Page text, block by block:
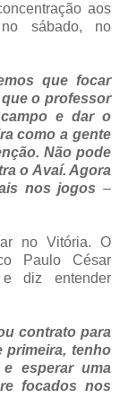
aos
sábado, no
que focar
o professor
e dar o
como a gente
Não pode
o Avaí. Agora
nos jogos –
no Vitória. O
Paulo César
diz entender
contrato para
primeira, tenho
esperar uma
focados nos